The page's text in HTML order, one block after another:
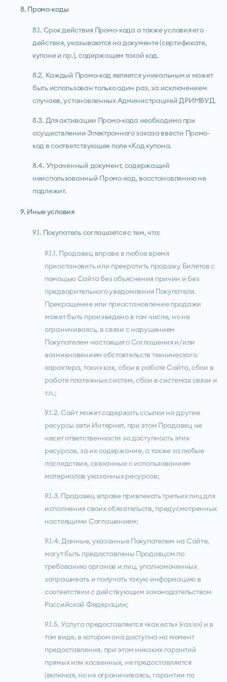
8. Промо-коды
8.1. Срок действия Промо-кода а также условия его
действия, указываются на документе (сертификате,
купоне и пр.), содержащем такой код.
8.2. Каждый Промо-код является уникальным и может
быть использован только один раз, за исключением
случаев, установленных Администрацией ДРИМВУД.
8.3. Для активации Промо-кода необходимо при
осуществлении Электронного заказа ввести Промо-
код в соответствующее поле «Код купона.
8.4. Утраченный документ, содержащий
неиспользованный Промо-код, восстановлению не
подлежит.
9. Иные условия
9.1. Покупатель соглашается с тем, что:
9.1.1. Продавец вправе в любое время
приостановить или прекратить продажу Билетов с
помощью Сайта без объяснения причин и без
предварительного уведомления Покупателя.
Прекращение или приостановление продажи
может быть произведено в том числе, но не
ограничиваясь, в связи с нарушением
Покупателем настоящего Соглашения и/или
возникновением обстоятельств технического
характера, таких как, сбои в работе Сайта, сбои в
работе платежных систем, сбои в системах связи и
т.п.;
9.1.2. Сайт может содержать ссылки на другие
ресурсы сети Интернет, при этом Продавец не
несет ответственности за доступность этих
ресурсов, за их содержание, а также за любые
последствия, связанные с использованием
материалов указанных ресурсов;
9.1.3. Продавец вправе привлекать третьих лиц для
исполнения своих обязательств, предусмотренных
настоящими Соглашением;
9.1.4. Данные, указанные Покупателем на Сайте,
могут быть предоставлены Продавцом по
требованию органов и лиц, уполномоченных
запрашивать и получать такую информацию в
соответствии с действующим законодательством
Российской Федерации;
9.1.5. Услуга предоставляется «как есть» («as is») и в
том виде, в котором она доступна на момент
предоставления, при этом никаких гарантий
прямых или косвенных, не предоставляется
(включая, но не ограничиваясь, гарантии по